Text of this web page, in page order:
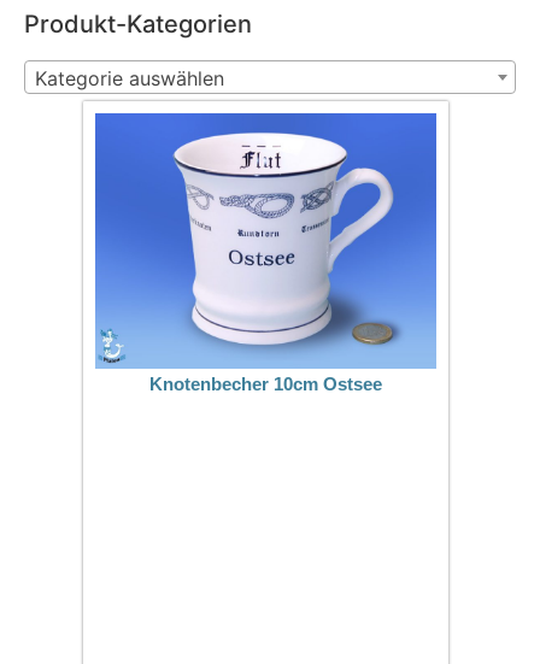
Produkt-Kategorien
Kategorie auswählen
Knotenbecher 10cm Ostsee